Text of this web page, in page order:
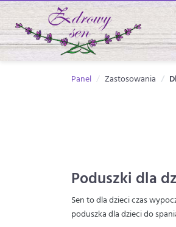
Panel Zastosowania
Poduszki dla
Sen to dla dzieci czas
poduszka dla dzieci do